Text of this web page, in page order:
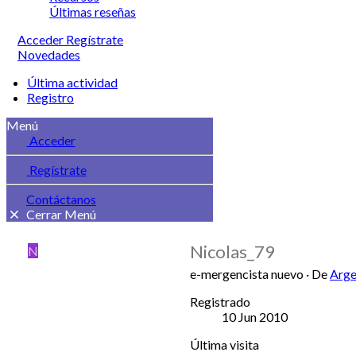
Últimas reseñas
Acceder Regístrate
Novedades
Última actividad
Registro
Menú
Acceder
Regístrate
Contáctanos
Cerrar Menú
N Nicolas_79
e-mergencista nuevo · De
Registrado
10 Jun 2010
Última visita